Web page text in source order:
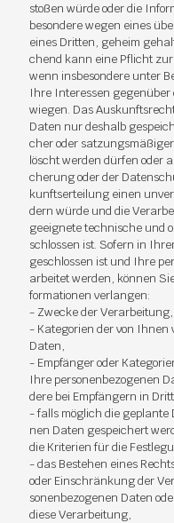
sto­ßen wür­de oder die
be­son­de­re we­gen ei­nes
ei­nes Drit­ten, ge­heim
chend kann eine Pflicht
wenn ins­be­son­de­re un­ter
Ihre In­ter­es­sen
wie­gen. Das
Da­ten nur des­halb
cher oder
löscht wer­den dür­fen oder
che­rung oder der
kunfts­er­tei­lung ei­nen
dern wür­de und die
ge­eig­ne­te tech­ni­sche und
schlos­sen ist. So­fern in
ge­schlos­sen ist und Ihre
ar­bei­tet wer­den, kön­nen
for­ma­tio­nen ver­lan­gen:
- Zwe­cke der Ver­ar­bei­tung,
- Ka­te­go­ri­en der von Ih­nen
Da­ten,
- Emp­fän­ger oder
Ihre per­so­nen­be­zo­ge­nen
de­re bei Emp­fän­gern in
- falls mög­lich die
nen Da­ten ge­spei­chert
die Kri­te­ri­en für die
- das Be­ste­hen ei­nes
oder Ein­schrän­kung der
so­nen­be­zo­ge­nen Da­ten
die­se Ver­ar­bei­tung,